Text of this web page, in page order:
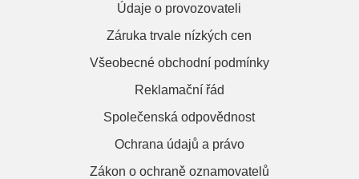
Údaje o provozovateli
Záruka trvale nízkých cen
Všeobecné obchodní podmínky
Reklamační řád
Společenská odpovědnost
Ochrana údajů a právo
Zákon o ochraně oznamovatelů